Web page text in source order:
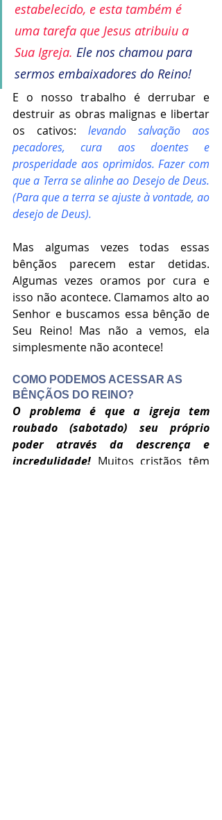
estabelecido, e esta também é
uma tarefa que Jesus atribuiu a
Sua Igreja. Ele nos chamou para
sermos embaixadores do Reino!
E o nosso trabalho é derrubar e
destruir as obras malignas e libertar
os cativos: levando salvação aos
pecadores, cura aos doentes e
prosperidade aos oprimidos. Fazer com
que a Terra se alinhe ao Desejo de Deus.
(Para que a terra se ajuste à vontade, ao
desejo de Deus).
Mas algumas vezes todas essas
bênçãos parecem estar detidas.
Algumas vezes oramos por cura e
isso não acontece. Clamamos alto ao
Senhor e buscamos essa bênção de
Seu Reino! Mas não a vemos, ela
simplesmente não acontece!
COMO PODEMOS ACESSAR AS
BÊNÇÃOS DO REINO?
O problema é que a igreja tem
roubado (sabotado) seu próprio
poder através da descrença e
incredulidade! Muitos cristãos têm